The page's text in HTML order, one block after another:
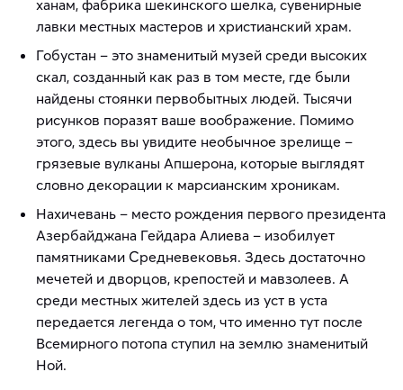
ханам, фабрика шекинского шелка, сувенирные
лавки местных мастеров и христианский храм.
Гобустан – это знаменитый музей среди высоких
скал, созданный как раз в том месте, где были
найдены стоянки первобытных людей. Тысячи
рисунков поразят ваше воображение. Помимо
этого, здесь вы увидите необычное зрелище –
грязевые вулканы Апшерона, которые выглядят
словно декорации к марсианским хроникам.
Нахичевань – место рождения первого президента
Азербайджана Гейдара Алиева – изобилует
памятниками Средневековья. Здесь достаточно
мечетей и дворцов, крепостей и мавзолеев. А
среди местных жителей здесь из уст в уста
передается легенда о том, что именно тут после
Всемирного потопа ступил на землю знаменитый
Ной.